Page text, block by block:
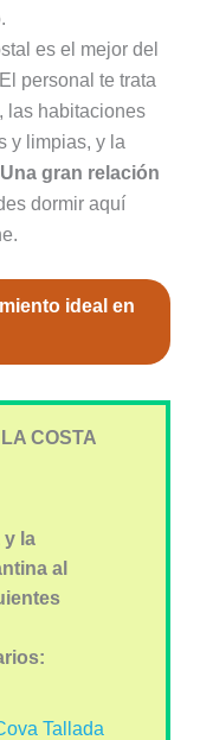
es el mejor del
personal te trata
las habitaciones
y limpias, y la
Una gran relación
dormir aquí
ideal en
COSTA
y la
al
Tallada